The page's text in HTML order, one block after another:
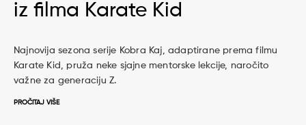
iz filma Karate Kid
Najnovija sezona serije Kobra Kaj, adaptirane prema filmu
Karate Kid, pruža neke sjajne mentorske lekcije, naročito
važne za generaciju Z.
PROČITAJ VIŠE